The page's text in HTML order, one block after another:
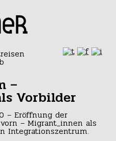
–
Vorbilder
– Eröffnung der
– Migrant_innen als
Integrationszentrum.